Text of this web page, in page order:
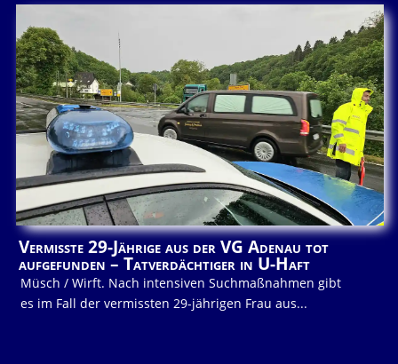
Vermisste 29-Jährige aus der VG Adenau tot
aufgefunden – Tatverdächtiger in U-Haft
Müsch / Wirft. Nach intensiven Suchmaßnahmen gibt
es im Fall der vermissten 29-jährigen Frau aus...